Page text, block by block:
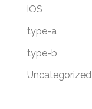
iOS
type-a
type-b
Uncategorized